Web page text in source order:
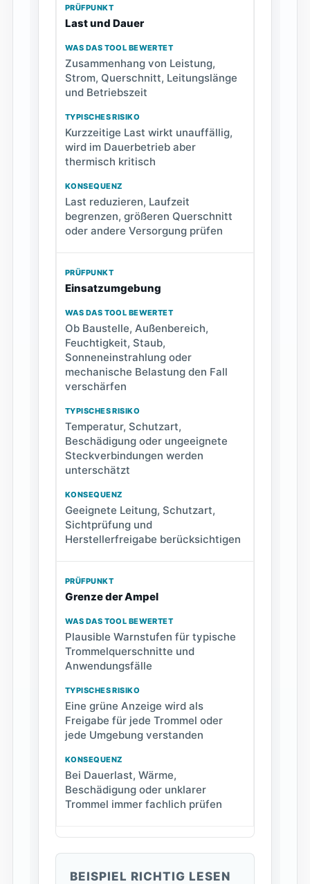
Last und Dauer
Zusammenhang von Leistung,
Strom, Querschnitt, Leitungslänge
und Betriebszeit
Kurzzeitige Last wirkt unauffällig,
wird im Dauerbetrieb aber
thermisch kritisch
Last reduzieren, Laufzeit
begrenzen, größeren Querschnitt
oder andere Versorgung prüfen
Einsatzumgebung
Ob Baustelle, Außenbereich,
Feuchtigkeit, Staub,
Sonneneinstrahlung oder
mechanische Belastung den Fall
verschärfen
Temperatur, Schutzart,
Beschädigung oder ungeeignete
Steckverbindungen werden
unterschätzt
Geeignete Leitung, Schutzart,
Sichtprüfung und
Herstellerfreigabe berücksichtigen
Grenze der Ampel
Plausible Warnstufen für typische
Trommelquerschnitte und
Anwendungsfälle
Eine grüne Anzeige wird als
Freigabe für jede Trommel oder
jede Umgebung verstanden
Bei Dauerlast, Wärme,
Beschädigung oder unklarer
Trommel immer fachlich prüfen
BEISPIEL RICHTIG LESEN